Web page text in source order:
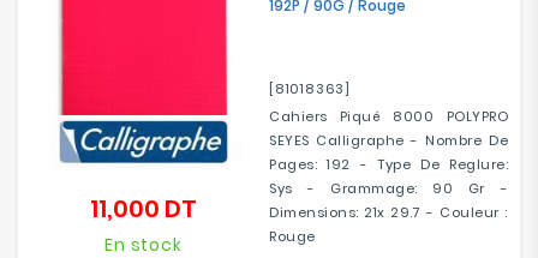
192P / 90G / Rouge
[81018363]
Cahiers Piqué 8000 POLYPRO
SEYES Calligraphe - Nombre De
Pages: 192 - Type De Reglure:
Sys - Grammage: 90 Gr -
Dimensions: 21x 29.7 - Couleur :
Rouge
11,000 DT
En stock